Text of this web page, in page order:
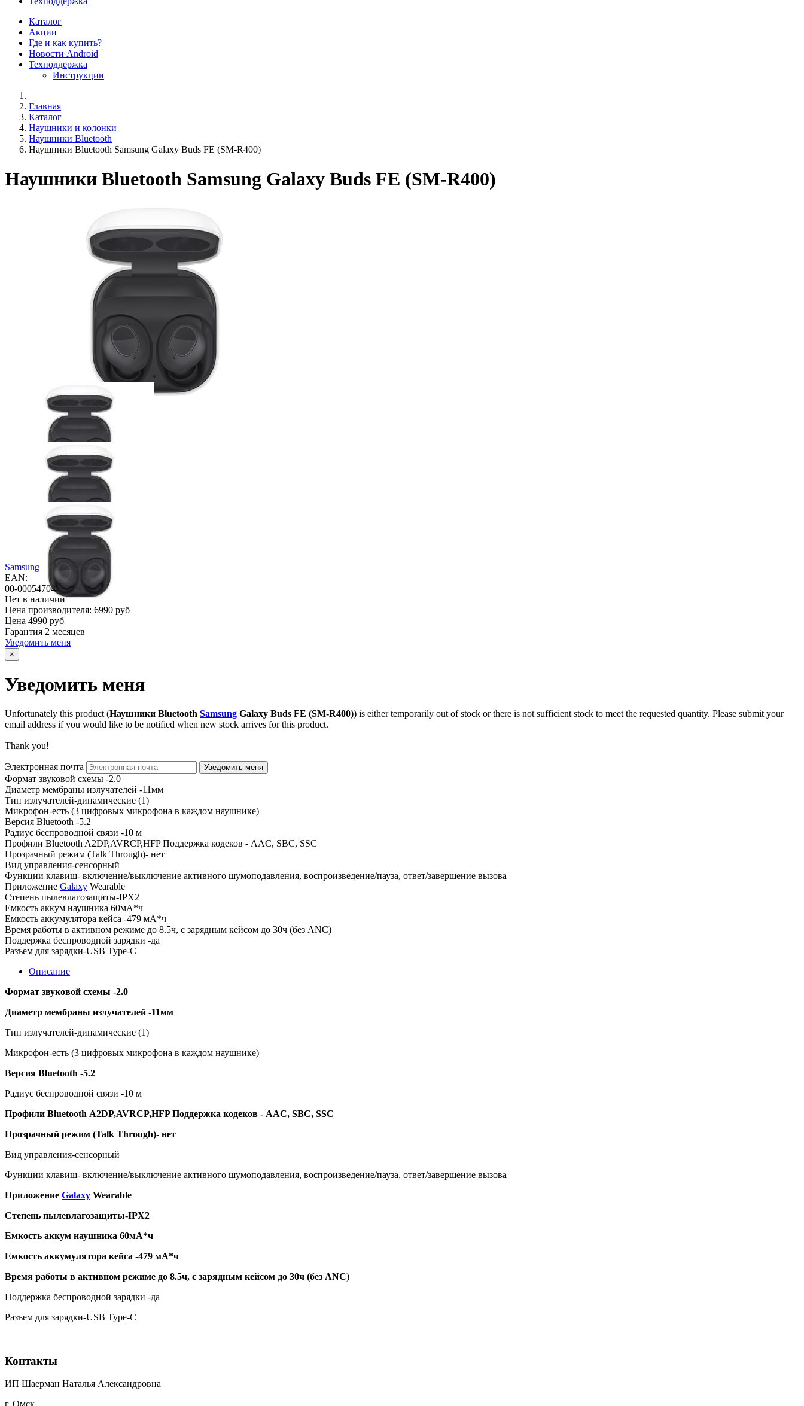
Каталог
Акции
Где и как купить?
Новости Android
Техподдержка
Инструкции
Главная
Каталог
Наушники и колонки
Наушники Bluetooth
Наушники Bluetooth Samsung Galaxy Buds FE (SM-R400)
Наушники Bluetooth Samsung Galaxy Buds FE (SM-R400)
Samsung
EAN:
00-00054704
Нет в наличии
Цена производителя: 6990 руб
Цена 4990 руб
Гарантия 2 месяцев
Уведомить меня
×
Уведомить меня
Unfortunately this product (Наушники Bluetooth Samsung Galaxy Buds FE (SM-R400)) is either temporarily out of stock or there is not sufficient stock to meet the requested quantity. Please submit your
email address if you would like to be notified when new stock arrives for this product.
Thank you!
Электронная почта
Формат звуковой схемы -2.0
Диаметр мембраны излучателей -11мм
Тип излучателей-динамические (1)
Микрофон-есть (3 цифровых микрофона в каждом наушнике)
Версия Bluetooth -5.2
Радиус беспроводной связи -10 м
Профили Bluetooth A2DP,AVRCP,HFP Поддержка кодеков - AAC, SBC, SSC
Прозрачный режим (Talk Through)- нет
Вид управления-сенсорный
Функции клавиш- включение/выключение активного шумоподавления, воспроизведение/пауза, ответ/завершение вызова
Приложение Galaxy Wearable
Степень пылевлагозащиты-IPX2
Емкость аккум наушника 60мА*ч
Емкость аккумулятора кейса -479 мА*ч
Время работы в активном режиме до 8.5ч, с зарядным кейсом до 30ч (без ANC)
Поддержка беспроводной зарядки -да
Разъем для зарядки-USB Type-C
Описание
Формат звуковой схемы -2.0
Диаметр мембраны излучателей -11мм
Тип излучателей-динамические (1)
Микрофон-есть (3 цифровых микрофона в каждом наушнике)
Версия Bluetooth -5.2
Радиус беспроводной связи -10 м
Профили Bluetooth A2DP,AVRCP,HFP Поддержка кодеков - AAC, SBC, SSC
Прозрачный режим (Talk Through)- нет
Вид управления-сенсорный
Функции клавиш- включение/выключение активного шумоподавления, воспроизведение/пауза, ответ/завершение вызова
Приложение Galaxy Wearable
Степень пылевлагозащиты-IPX2
Емкость аккум наушника 60мА*ч
Емкость аккумулятора кейса -479 мА*ч
Время работы в активном режиме до 8.5ч, с зарядным кейсом до 30ч (без ANC)
Поддержка беспроводной зарядки -да
Разъем для зарядки-USB Type-C
Контакты
ИП Шаерман Наталья Александровна